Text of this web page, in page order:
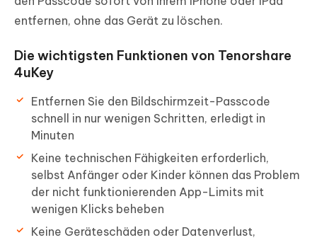
entfernen, ohne das Gerät zu löschen.
Die wichtigsten Funktionen von Tenorshare
4uKey
Entfernen Sie den Bildschirmzeit-Passcode
schnell in nur wenigen Schritten, erledigt in
Minuten
Keine technischen Fähigkeiten erforderlich,
selbst Anfänger oder Kinder können das Problem
der nicht funktionierenden App-Limits mit
wenigen Klicks beheben
Keine Geräteschäden oder Datenverlust,